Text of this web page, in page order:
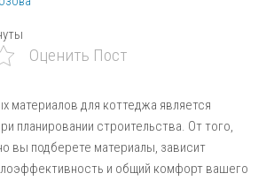
Оценить Пост
материалов для коттеджа является
планировании строительства. От того,
вы подберете материалы, зависит
и общий комфорт вашего